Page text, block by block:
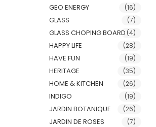
GEO ENERGY (16)
GLASS (7)
GLASS CHOPING BOARD (4)
HAPPY LIFE (28)
HAVE FUN (19)
HERITAGE (35)
HOME & KITCHEN (26)
INDIGO (19)
JARDIN BOTANIQUE (26)
JARDIN DE ROSES (7)